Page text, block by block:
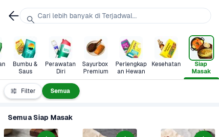
Bumbu &
Saus
Perawatan
Diri
Sayurbox
Premium
Perlengkap
an Hewan
Kesehatan
Siap
Masak
Filter Semua
Semua Siap Masak
Cari lebih banyak di Terjadwal...